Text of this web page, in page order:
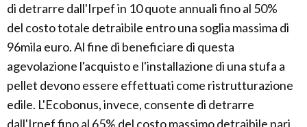
di detrarre dall'Irpef in 10 quote annuali fino al 50%
del costo totale detraibile entro una soglia massima di
96mila euro. Al fine di beneficiare di questa
agevolazione l'acquisto e l'installazione di una stufa a
pellet devono essere effettuati come ristrutturazione
edile. L'Ecobonus, invece, consente di detrarre
dall'Irpef fino al 65% del costo massimo detraibile pari